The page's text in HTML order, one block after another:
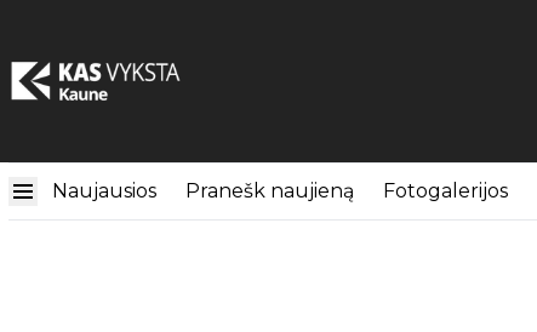
Naujausios Pranešk naujieną Fotogalerijos